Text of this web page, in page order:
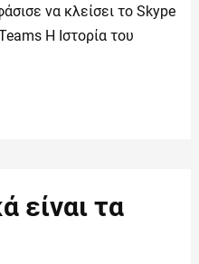
να κλείσει το Skype
Η Ιστορία του
είναι τα